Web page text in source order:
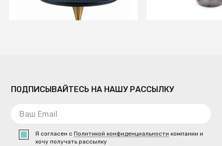
Временно отсутствует Временно
ПОДПИСЫВАЙТЕСЬ НА НАШУ РАССЫЛКУ
Я согласен сПолитикой конфиденциальности компании и
хочу получать рассылку